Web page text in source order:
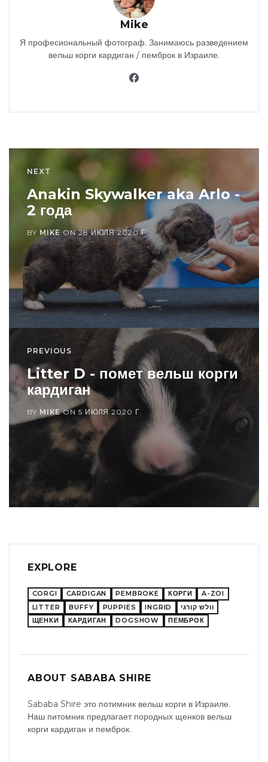
Mike
Я професиональный фотограф. Занимаюсь разведением
вельш корги кардиган / пемброк в Израиле.
NEXT
Anakin Skywalker aka Arlo -
2 года
BY MIKEON28 ИЮЛЯ 2020 Г.
PREVIOUS
Litter D - помет вельш корги
кардиган
BY MIKEON 5 ИЮЛЯ 2020 Г.
EXPLORE
CORGI CARDIGAN PEMBROKE КОРГИ
A-ZOI
LITTER
BUFFY PUPPIES INGRID
וולש קורגי
ЩЕНКИ
КАРДИГАН DOGSHOW ПЕМБРОК
ABOUT SABABA SHIRE
Sababa Shire это потимник вельш корги в Израиле.
Наш питомник предлагает породных щенков вельш
корги кардиган и пемброк.